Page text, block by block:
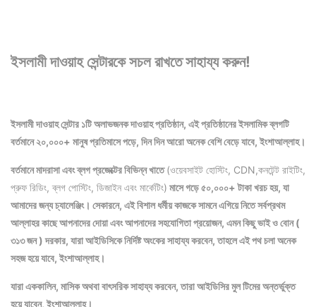
ইসলামী দাওয়াহ সেন্টারকে সচল রাখতে সাহায্য করুন!
ইসলামী দাওয়াহ সেন্টার ১টি অলাভজনক দাওয়াহ প্রতিষ্ঠান, এই প্রতিষ্ঠানের ইসলামিক ব্লগটি
বর্তমানে ২০,০০০+ মানুষ প্রতিমাসে পড়ে, দিন দিন আরো অনেক বেশি বেড়ে যাবে, ইংশাআল্লাহ।
বর্তমানে মাদরাসা এবং ব্লগ প্রজেক্টের বিভিন্ন খাতে(ওয়েবসাইট হোস্টিং, CDN,কনটেন্ট রাইটিং,
প্রুফ রিডিং, ব্লগ পোস্টিং, ডিজাইন এবং মার্কেটিং) মাসে গড়ে ৫০,০০০+ টাকা খরচ হয়, যা
আমাদের জন্য চ্যালেঞ্জিং। সেকারনে, এই বিশাল ধর্মীয় কাজকে সামনে এগিয়ে নিতে সর্বপ্রথম
আল্লাহর কাছে আপনাদের দোয়া এবং আপনাদের সহযোগিতা প্রয়োজন, এমন কিছু ভাই ও বোন (
৩১৩ জন ) দরকার, যারা আইডিসিকে নির্দিষ্ট অংকের সাহায্য করবেন, তাহলে এই পথ চলা অনেক
সহজ হয়ে যাবে, ইংশাআল্লাহ।
যারা এককালিন, মাসিক অথবা বাৎসরিক সাহায্য করবেন, তারা আইডিসির মুল টিমের অন্তর্ভুক্ত
হয়ে যাবেন, ইংশাআল্লাহ।